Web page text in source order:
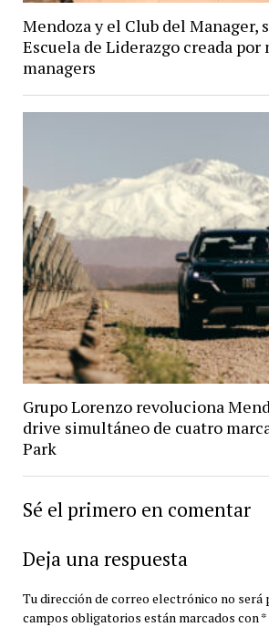
Mendoza y el Club del Manager,
Escuela de Liderazgo creada por
managers
Grupo Lorenzo revoluciona
drive simultáneo de cuatro
Park
Sé el primero en comentar
Deja una respuesta
Tu dirección de correo electrónico no será
campos obligatorios están marcados con *